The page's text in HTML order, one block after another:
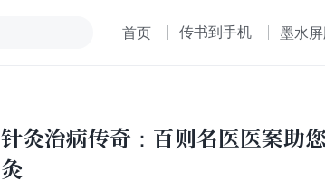
首页 传书到手机 墨水
针灸治病传奇：百则名医医案助
灸